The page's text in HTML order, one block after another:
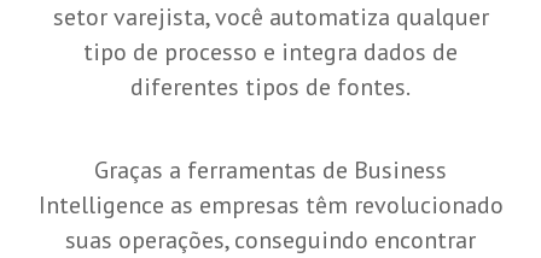
setor varejista, você automatiza qualquer
tipo de processo e integra dados de
diferentes tipos de fontes.
Graças a ferramentas de Business
Intelligence as empresas têm revolucionado
suas operações, conseguindo encontrar